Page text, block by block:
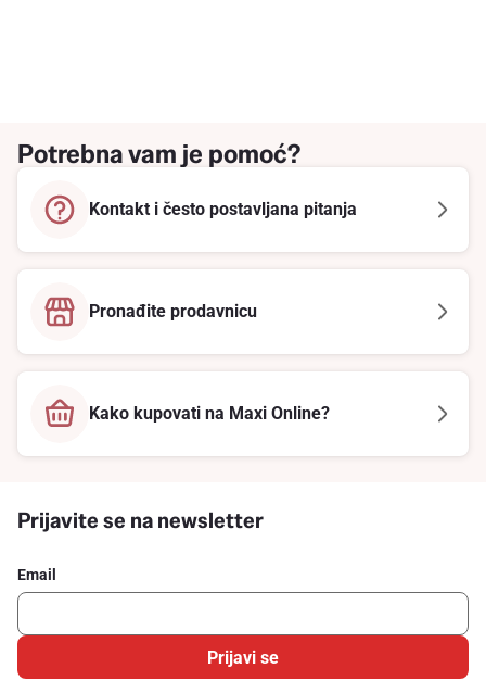
Potrebna vam je pomoć?
Kontakt i često postavljana pitanja
Pronađite prodavnicu
Kako kupovati na Maxi Online?
Prijavite se na newsletter
Email
Prijavi se